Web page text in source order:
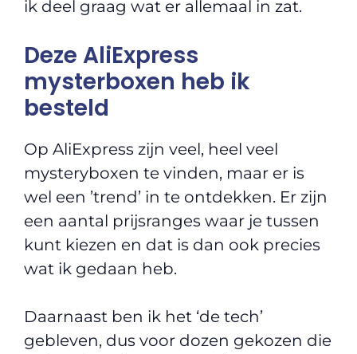
ik deel graag wat er allemaal in zat.
Deze AliExpress
mysterboxen heb ik
besteld
Op AliExpress zijn veel, heel veel
mysteryboxen te vinden, maar er is
wel een ’trend’ in te ontdekken. Er zijn
een aantal prijsranges waar je tussen
kunt kiezen en dat is dan ook precies
wat ik gedaan heb.
Daarnaast ben ik het ‘de tech’
gebleven, dus voor dozen gekozen die